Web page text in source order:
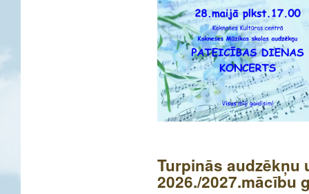
Turpinās audzēkņu
2026./2027.mācību